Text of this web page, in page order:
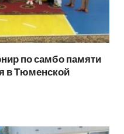
по самбо памяти
в Тюменской